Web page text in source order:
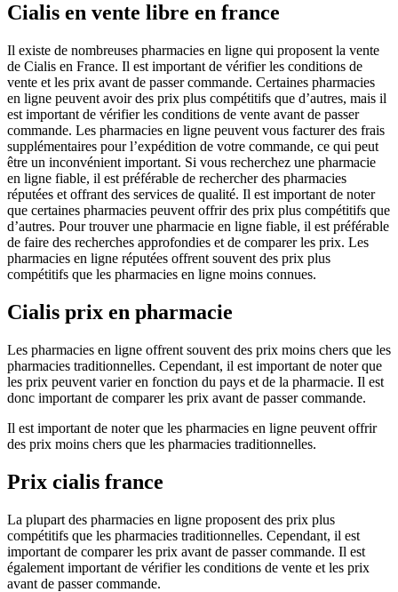
Cialis en vente libre en france
Il existe de nombreuses pharmacies en ligne qui proposent la vente
de Cialis en France. Il est important de vérifier les conditions de
vente et les prix avant de passer commande. Certaines pharmacies
en ligne peuvent avoir des prix plus compétitifs que d’autres, mais il
est important de vérifier les conditions de vente avant de passer
commande. Les pharmacies en ligne peuvent vous facturer des frais
supplémentaires pour l’expédition de votre commande, ce qui peut
être un inconvénient important. Si vous recherchez une pharmacie
en ligne fiable, il est préférable de rechercher des pharmacies
réputées et offrant des services de qualité. Il est important de noter
que certaines pharmacies peuvent offrir des prix plus compétitifs que
d’autres. Pour trouver une pharmacie en ligne fiable, il est préférable
de faire des recherches approfondies et de comparer les prix. Les
pharmacies en ligne réputées offrent souvent des prix plus
compétitifs que les pharmacies en ligne moins connues.
Cialis prix en pharmacie
Les pharmacies en ligne offrent souvent des prix moins chers que les
pharmacies traditionnelles. Cependant, il est important de noter que
les prix peuvent varier en fonction du pays et de la pharmacie. Il est
donc important de comparer les prix avant de passer commande.
Il est important de noter que les pharmacies en ligne peuvent offrir
des prix moins chers que les pharmacies traditionnelles.
Prix cialis france
La plupart des pharmacies en ligne proposent des prix plus
compétitifs que les pharmacies traditionnelles. Cependant, il est
important de comparer les prix avant de passer commande. Il est
également important de vérifier les conditions de vente et les prix
avant de passer commande.